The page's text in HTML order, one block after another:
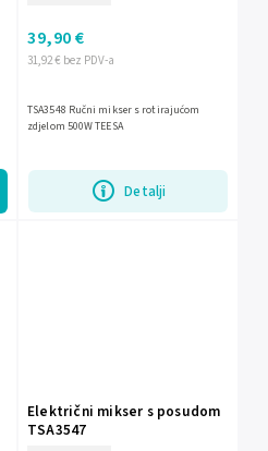
31,92 € bez PDV-a
39,90 €
Detalji
TSA3548 Ručni mikser s rotirajućom
zdjelom 500W TEESA
Električni mikser s posudom
TSA3547